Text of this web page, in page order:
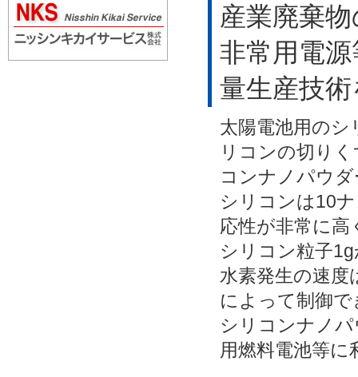
産業廃棄
非常用電
量生産技
太陽電池用の
リコンの切り
コンナノパウ
シリコンは10
応性が非常に
シリコン粒子
水素発生の速
によって制御
シリコンナノ
用燃料電池等